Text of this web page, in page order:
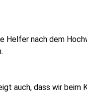
Helfer nach dem
auch, dass wir beim